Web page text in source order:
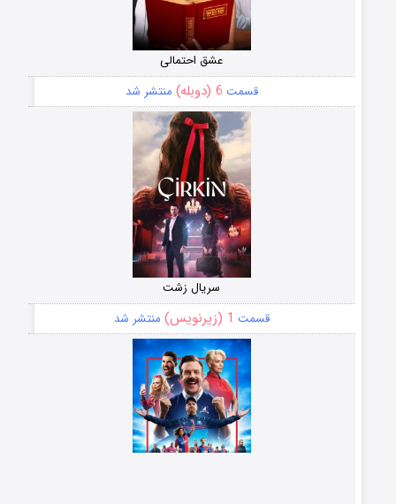
عشق احتمالی
قسمت 6 (دوبله) منتشر شد
سریال زشت
قسمت 1 (زیرنویس) منتشر شد